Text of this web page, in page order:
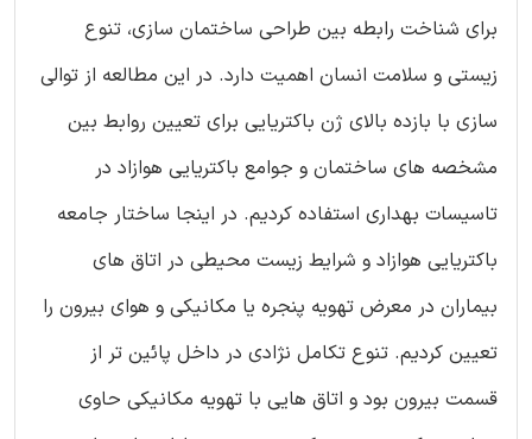
برای شناخت رابطه بین طراحی ساختمان سازی، تنوع
زیستی و سلامت انسان اهمیت دارد. در این مطالعه از توالی
سازی با بازده بالای ژن باکتریایی برای تعیین روابط بین
مشخصه های ساختمان و جوامع باکتریایی هوازاد در
تاسیسات بهداری استفاده کردیم. در اینجا ساختار جامعه
باکتریایی هوازاد و شرایط زیست محیطی در اتاق های
بیماران در معرض تهویه پنجره یا مکانیکی و هوای بیرون را
تعیین کردیم. تنوع تکامل نژادی در داخل پائین تر از
قسمت بیرون بود و اتاق هایی با تهویه مکانیکی حاوی